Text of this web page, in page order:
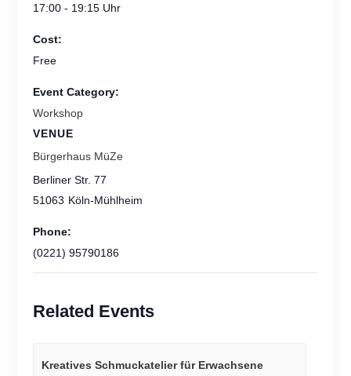
17:00 - 19:15
Cost:
Free
Event Category:
Workshop
VENUE
Bürgerhaus MüZe
Berliner Str. 77
Köln-Mühlheim
51063
Phone:
(0221) 95790186
Related Events
Kreatives Schmuckatelier für Erwachsene